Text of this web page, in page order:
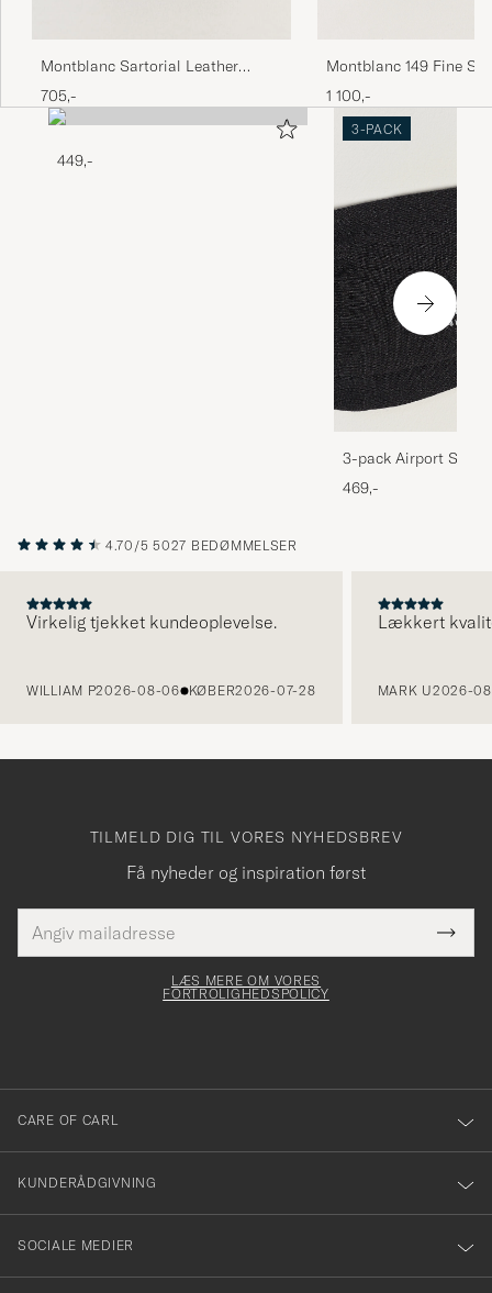
Montblanc Sartorial Leather
Medium Notebook, Lined Blue
705,-
Montblanc 149 Fine
Lined Sketch Book
1 100,-
449,-
3-PACK
3-pack Airport
Melange
469,-
4.70/5 5027 BEDØMMELSER
Virkelig tjekket kundeoplevelse.
WILLIAM P2026-08-06 KØBER2026-07-28
Lækkert
MARK U2026-
TILMELD DIG TIL VORES NYHEDSBREV
Få nyheder og inspiration først
mailadresse
skal
Tack
för
dig
till
vårt
nyhetsbrev!
LÆS MERE OM VORES
FORTROLIGHEDSPOLICY
CARE OF CARL
KUNDERÅDGIVNING
SOCIALE MEDIER